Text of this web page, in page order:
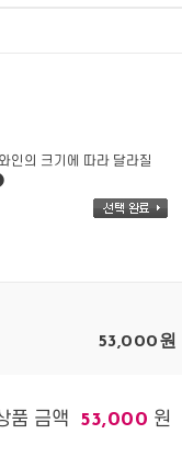
인의 크기에 따라 달라질
53,000원
품 금액 53,000 원